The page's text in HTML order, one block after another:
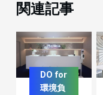
関連記事
DO for
環境負